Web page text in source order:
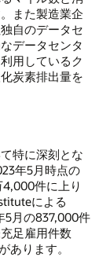
また製造業企
自のデータセ
データセンタ
用しているク
炭素排出量を
特に深刻とな
年5月時点の
件に上り
による
5月の837,000件
足雇用件数
あります。